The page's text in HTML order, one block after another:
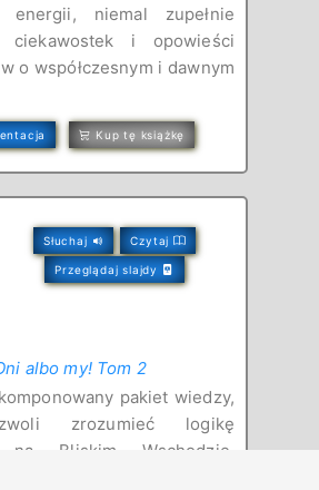
energii, niemal zupełnie
ciekawostek i opowieści
o współczesnym i dawnym
Kup tę książkę
Słuchaj Czytaj
Przeglądaj slajdy
albo my! Tom 2
pakiet wiedzy,
zrozumieć logikę
na Bliskim Wschodzie.